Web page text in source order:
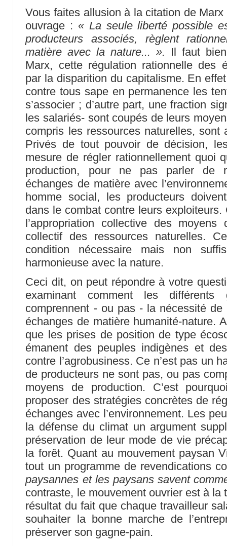
Vous faites allusion à la citation de
ouvrage : « La seule liberté possible
producteurs associés, règlent
matière avec la nature... ». Il faut
Marx, cette régulation rationnelle des
par la disparition du capitalisme. En
contre tous sape en permanence les
s’associer ; d’autre part, une fraction
les salariés- sont coupés de leurs
compris les ressources naturelles, sont
Privés de tout pouvoir de décision,
mesure de régler rationnellement quoi
production, pour ne pas parler de
échanges de matière avec
homme social, les producteurs
dans le combat contre leurs
l’appropriation collective des moyens
collectif des ressources naturelles.
condition nécessaire mais non
harmonieuse avec la nature.
Ceci dit, on peut répondre à votre
examinant comment les différents
comprennent - ou pas - la nécessité de
échanges de matière humanité-nature.
que les prises de position de type
émanent des peuples indigènes et
contre l’agrobusiness. Ce n’est pas un
de producteurs ne sont pas, ou pas
moyens de production. C’est
proposer des stratégies concrètes de
échanges avec l’environnement. Les
la défense du climat un argument
préservation de leur mode de vie
la forêt. Quant au mouvement paysan
tout un programme de revendications
paysannes et les paysans savent
contraste, le mouvement ouvrier est à la
résultat du fait que chaque travailleur
souhaiter la bonne marche de
préserver son gagne-pain.